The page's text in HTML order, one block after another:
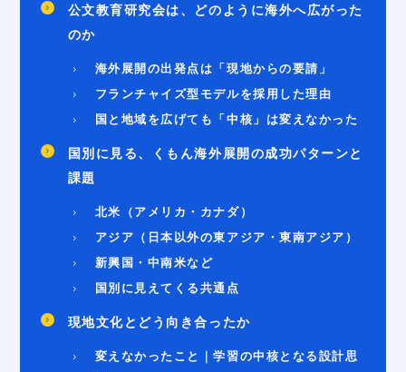
公文教育研究会は、どのように海外へ広がった
のか
海外展開の出発点は「現地からの要請」
フランチャイズ型モデルを採用した理由
国と地域を広げても「中核」は変えなかった
国別に見る、くもん海外展開の成功パターンと
課題
北米（アメリカ・カナダ）
アジア（日本以外の東アジア・東南アジア）
新興国・中南米など
国別に見えてくる共通点
現地文化とどう向き合ったか
変えなかったこと｜学習の中核となる設計思